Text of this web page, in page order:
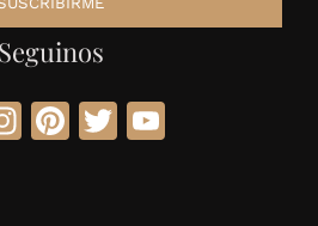
Seguinos
Instagram
Pinterest
Twitter